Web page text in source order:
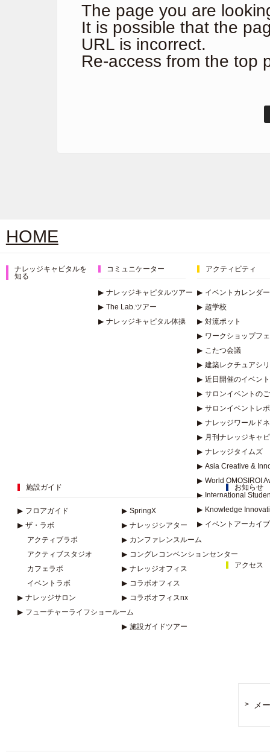
The page you are
It is possible that the
URL is incorrect.
Re-access from the top
HOME
ナレッジキャピタルを
知る
コミュニケーター
▶ ナレッジキャピタルツアー
▶ The Lab.ツアー
▶ ナレッジキャピタル体操
アクティビティ
▶ イベントカレンダー
▶ 超学校
▶ 対流ポット
▶ ワークショップフ
▶ こたつ会議
▶ 建築レクチュアシ
▶ 近日開催のイベント
▶ サロンイベントの
▶ サロンイベントレ
▶ ナレッジワールド
▶ 月刊ナレッジキャ
▶ ナレッジタイムズ
▶ Asia Creative &
▶ World OMOSIROI
▶ International
▶ Knowledge
▶ イベントアーカイブ
施設ガイド
▶ フロアガイド
▶ ザ・ラボ
アクティブラボ
アクティブスタジオ
カフェラボ
イベントラボ
▶ ナレッジサロン
▶ フューチャーライフショールーム
▶ SpringX
▶ ナレッジシアター
▶ カンファレンスルーム
▶ コングレコンベンションセンター
▶ ナレッジオフィス
▶ コラボオフィス
▶ コラボオフィスnx
▶ 施設ガイドツアー
お知らせ
アクセス
メ